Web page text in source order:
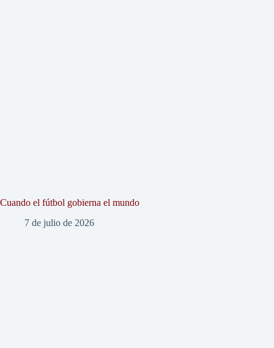
Cuando el fútbol gobierna el mundo
7 de julio de 2026